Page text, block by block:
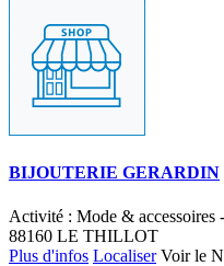
BIJOUTERIE GERARDIN
Activité : Mode &
88160 LE THILLOT
Plus d'infos Localiser Voir le